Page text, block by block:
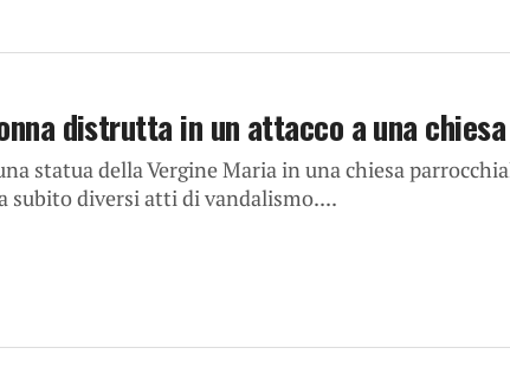
distrutta in un attacco a una
statua della Vergine Maria in una chiesa
subito diversi atti di vandalismo....